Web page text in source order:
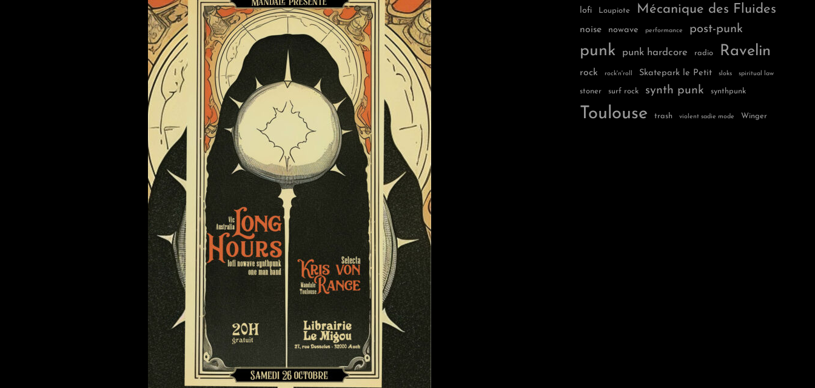
TENSIONS
(03/11)
lofi Loupiote Mécanique des Fluides
noise nowave performance post-punk
punk punk hardcore radio Ravelin
rock rock'n'roll Skatepark le Petit sloks spiritual law
stoner surf rock synth punk synthpunk
Toulouse trash violent sadie mode Winger